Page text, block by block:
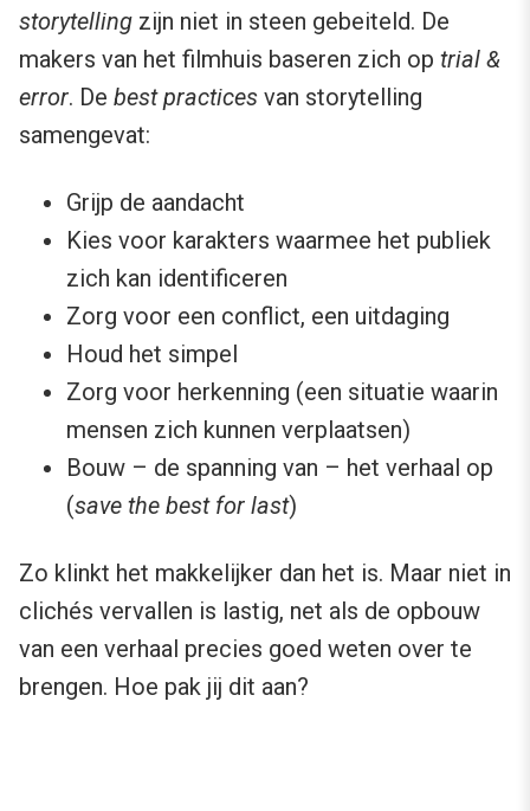
storytelling zijn niet in steen gebeiteld. De
makers van het filmhuis baseren zich op trial &
error. De best practices van storytelling
samengevat:
Grijp de aandacht
Kies voor karakters waarmee het publiek
zich kan identificeren
Zorg voor een conflict, een uitdaging
Houd het simpel
Zorg voor herkenning (een situatie waarin
mensen zich kunnen verplaatsen)
Bouw – de spanning van – het verhaal op
(save the best for last)
Zo klinkt het makkelijker dan het is. Maar niet in
clichés vervallen is lastig, net als de opbouw
van een verhaal precies goed weten over te
brengen. Hoe pak jij dit aan?